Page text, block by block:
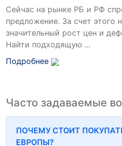
Сейчас на рынке РБ и РФ
предложение. За счет этого
значительный рост цен и
Найти подходящую ...
Подробнее
Часто задаваемые
ПОЧЕМУ СТОИТ
ЕВРОПЫ?